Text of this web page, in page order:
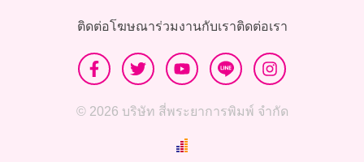
ติดต่อโฆษณาร่วมงานกับเราติดต่อเรา
© 2026 บริษัท สี่พระยาการพิมพ์ จำกัด